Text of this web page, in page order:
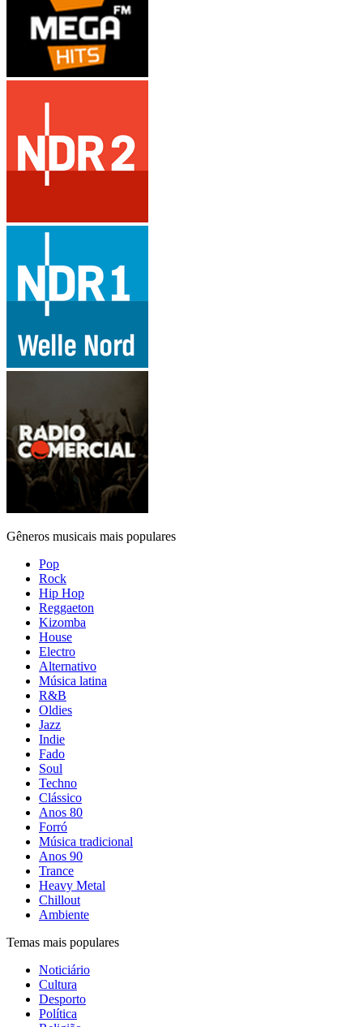
Gêneros musicais mais populares
Pop
Rock
Hip Hop
Reggaeton
Kizomba
House
Electro
Alternativo
Música latina
R&B
Oldies
Jazz
Indie
Fado
Soul
Techno
Clássico
Anos 80
Forró
Música tradicional
Anos 90
Trance
Heavy Metal
Chillout
Ambiente
Temas mais populares
Noticiário
Cultura
Desporto
Política